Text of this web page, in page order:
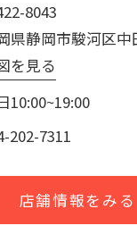
8043
県静岡市駿河区中
を見る
10:00~19:00
202-7311
店舗情報をみる